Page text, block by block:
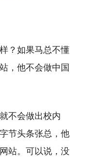
？如果马总不懂
，他不会做中国
不会做出校内
节头条张总，他
站。可以说，没